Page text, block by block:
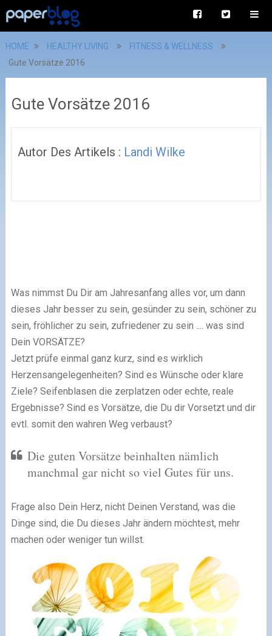
HOME HEALTHY LIVING
FITNESS & WELLNESS
Gute Vorsätze 2016
Gute Vorsätze 2016
Autor Des Artikels : Landi Wilke
Was nimmst Du Dir am Jahresanfang alles vor, um dann
dieses Jahr besser zu sein, gesünder zu sein, schöner zu
sein, fröhlicher zu sein, zufriedener zu sein .... was sind
Dein VORSÄTZE?
Jetzt prüfe einmal ganz kurz, sind es wirklich
Herzensangelegenheiten? Sind es Wünsche oder klare
Ziele? Seifenblasen die zerplatzen oder echte, reale
Ergebnisse? Sind es Vorsätze, die Du dir Vorsetzt und dir
evtl. somit den wahren Weg verbaust?
Die guten Vorsätze beinhalten nämlich
manchmal gar nicht so viel Gutes für uns.
Frage also Dein Herz, nicht Deinen Verstand, was die
Dinge sind, die Du dieses Jahr ändern möchtest, mehr
machen oder weniger tun willst.